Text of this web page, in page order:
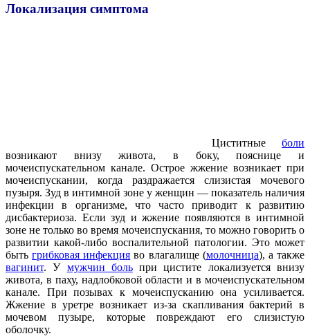
Локализация симптома
Циститные боли
возникают внизу живота, в боку, пояснице и
мочеиспускательном канале. Острое жжение возникает при
мочеиспускании, когда раздражается слизистая мочевого
пузыря. Зуд в интимной зоне у женщин — показатель наличия
инфекции в организме, что часто приводит к развитию
дисбактериоза. Если зуд и жжение появляются в интимной
зоне не только во время мочеиспускания, то можно говорить о
развитии какой-либо воспалительной патологии. Это может
бытьгрибковая инфекция во влагалище (молочница), а также
вагинит. У мужчин больпри цистите локализуется внизу
живота, в паху, надлобковой области и в мочеиспускательном
канале. При позывах к мочеиспусканию она усиливается.
Жжение в уретре возникает из-за скапливания бактерий в
мочевом пузыре, которые повреждают его слизистую
оболочку.